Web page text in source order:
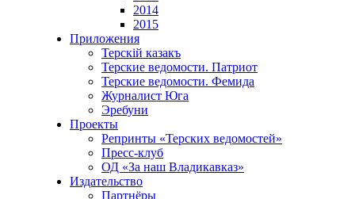
2014
2015
Приложения
Терскiй казакъ
Терские ведомости. Патриот
Терские ведомости. Фемида
Журналист Юга
Эребуни
Проекты
Репринты «Терских ведомостей»
Пресс-клуб
ОД «За наш Владикавказ»
Издательство
Партнёры